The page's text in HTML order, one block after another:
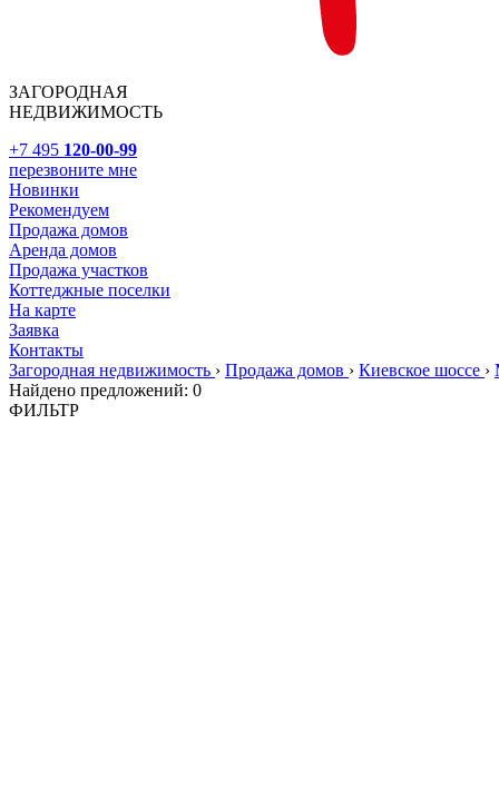
ЗАГОРОДНАЯ
НЕДВИЖИМОСТЬ
+7 495 120-00-99
перезвоните мне
Новинки
Рекомендуем
Продажа домов
Аренда домов
Продажа участков
Коттеджные поселки
На карте
Заявка
Контакты
Загородная недвижимость › Продажа домов › Киевское шоссе ›
Найдено предложений: 0
ФИЛЬТР